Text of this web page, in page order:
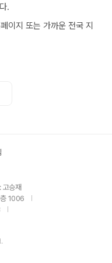
.
이지 또는 가까운 전국 지
고승재
1006